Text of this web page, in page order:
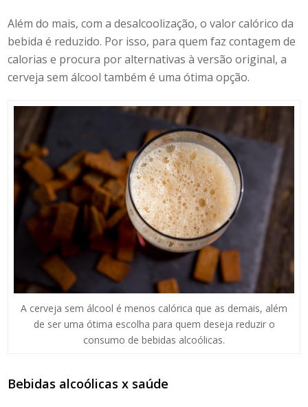
Além do mais, com a desalcoolização, o valor calórico da
bebida é reduzido. Por isso, para quem faz contagem de
calorias e procura por alternativas à versão original, a
cerveja sem álcool também é uma ótima opção.
A cerveja sem álcool é menos calórica que as demais, além
de ser uma ótima escolha para quem deseja reduzir o
consumo de bebidas alcoólicas.
Bebidas alcoólicas x saúde